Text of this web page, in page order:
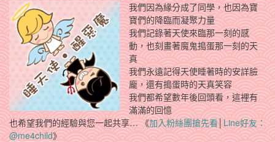
我們因為緣分成了同學，也因為寶
寶們的降臨而凝聚力量
我們記錄著天使來臨那一刻的感
動，也刻畫著魔鬼搗蛋那一刻的天
真
我們永遠記得天使睡著時的安詳臉
龐，還有搗蛋時的天真笑容
我們都希望數年後回頭看，這裡有
滿滿的回憶
也希望我們的經驗與您一起共享… 《加入粉絲團搶先看│Line好友：
@me4child》